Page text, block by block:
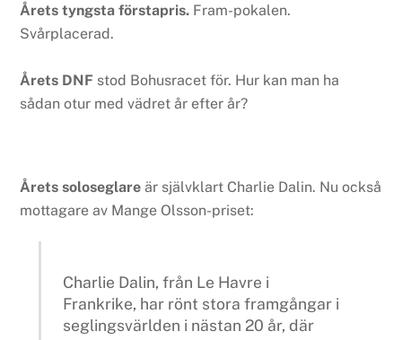
Årets tyngsta förstapris. Fram-pokalen.
Svårplacerad.
Årets DNF stod Bohusracet för. Hur kan man ha
sådan otur med vädret år efter år?
Årets soloseglare är självklart Charlie Dalin. Nu också
mottagare av Mange Olsson-priset:
Charlie Dalin, från Le Havre i
Frankrike, har rönt stora framgångar i
seglingsvärlden i nästan 20 år, där